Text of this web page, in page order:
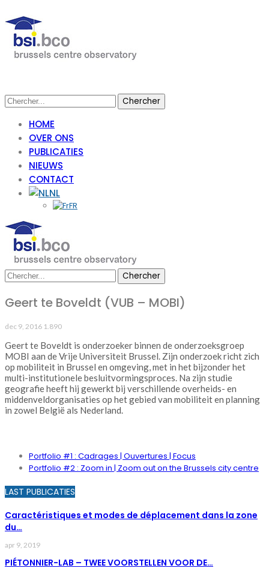
HOME
OVER ONS
PUBLICATIES
NIEUWS
CONTACT
NL
FR
Geert te Boveldt (VUB – MOBI)
dec 9, 2016 1.890
Geert te Boveldt is onderzoeker binnen de onderzoeksgroep
MOBI aan de Vrije Universiteit Brussel. Zijn onderzoek richt zich
op mobiliteit in Brussel en omgeving, met in het bijzonder het
multi-institutionele besluitvormingsproces. Na zijn studie
geografie heeft hij gewerkt bij verschillende overheids- en
middenveldorganisaties op het gebied van mobiliteit en planning
in zowel België als Nederland.
Portfolio #1 : Cadrages | Ouvertures | Focus
Portfolio #2 : Zoom in | Zoom out on the Brussels city centre
LAST PUBLICATIES
Caractéristiques et modes de déplacement dans la zone
du…
apr 9, 2019
PIÉTONNIER-LAB – TWEE VOORSTELLEN VOOR DE…